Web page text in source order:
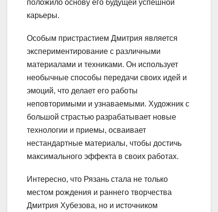
положило основу его будущей успешной
карьеры.
Особым пристрастием Дмитрия является
экспериментирование с различными
материалами и техниками. Он использует
необычные способы передачи своих идей и
эмоций, что делает его работы
неповторимыми и узнаваемыми. Художник с
большой страстью разрабатывает новые
технологии и приемы, осваивает
нестандартные материалы, чтобы достичь
максимального эффекта в своих работах.
Интересно, что Рязань стала не только
местом рождения и раннего творчества
Дмитрия Хубезова, но и источником